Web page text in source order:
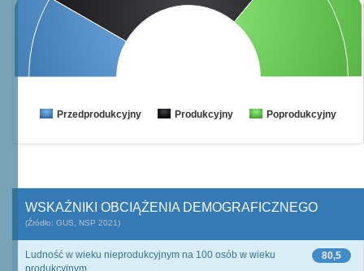
Przedprodukcyjny Produkcyjny Poprodukcyjny
WSKAŹNIKI OBCIĄŻENIA DEMOGRAFICZNEGO
(Źródło: GUS, NSP 2021)
80,5
Ludność w wieku nieprodukcyjnym na 100 osób w wieku
produkcyjnym